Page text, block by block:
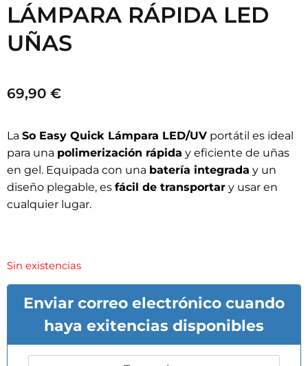
LÁMPARA RÁPIDA LED
UÑAS
69,90 €
La So Easy Quick Lámpara LED/UV portátil es ideal
para una polimerización rápida y eficiente de uñas
en gel. Equipada con una batería integrada y un
diseño plegable, es fácil de transportar y usar en
cualquier lugar.
Sin existencias
Enviar correo electrónico cuando
haya exitencias disponibles